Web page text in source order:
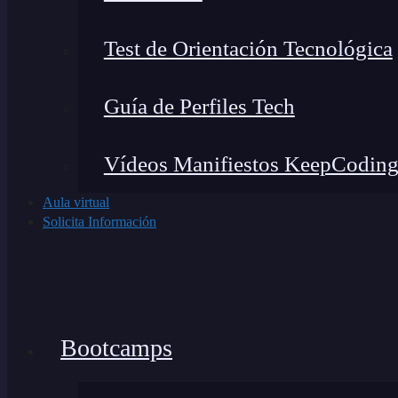
Test de Orientación Tecnológica
Guía de Perfiles Tech
Vídeos Manifiestos KeepCoding
Aula virtual
Solicita Información
Bootcamps